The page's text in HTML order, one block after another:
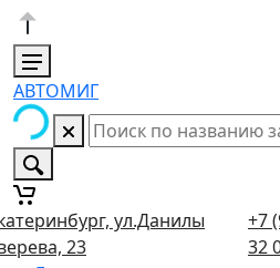
АВТОМИГ
ул.Данилы
23
+7
32